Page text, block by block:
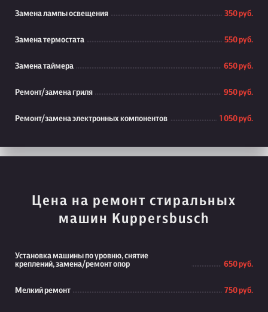
Замена лампы освещения 350 руб.
Замена термостата 550 руб.
Замена таймера 650 руб.
Ремонт/замена гриля 950 руб.
Ремонт/замена электронных компонентов 1 050 руб.
Цена на ремонт стиральных
машин Kuppersbusch
Установка машины по уровню, снятие
креплений, замена/ремонт опор
650 руб.
Мелкий ремонт 750 руб.